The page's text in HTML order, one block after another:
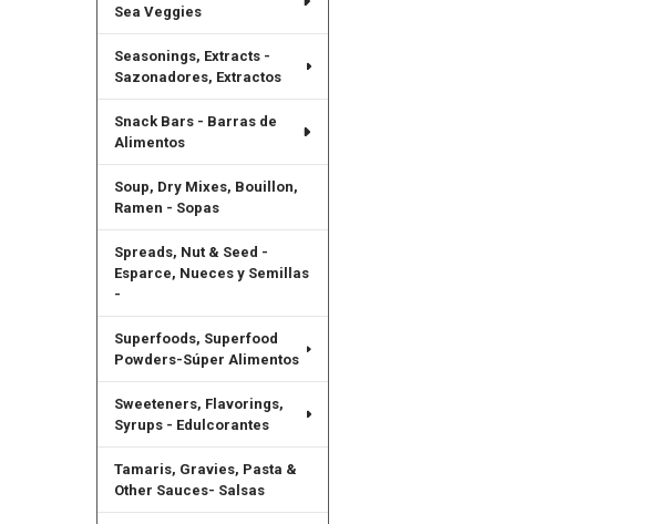
Sea Veggies
Seasonings, Extracts -
Sazonadores, Extractos
Snack Bars - Barras de
Alimentos
Soup, Dry Mixes, Bouillon,
Ramen - Sopas
Spreads, Nut & Seed -
Esparce, Nueces y Semillas
-
Superfoods, Superfood
Powders-Súper Alimentos
Sweeteners, Flavorings,
Syrups - Edulcorantes
Tamaris, Gravies, Pasta &
Other Sauces- Salsas